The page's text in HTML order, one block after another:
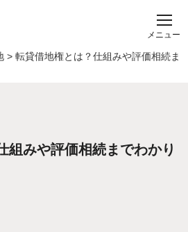
メニュー
> 転貸借地権とは？仕組みや評価相続ま
組みや評価相続までわかり